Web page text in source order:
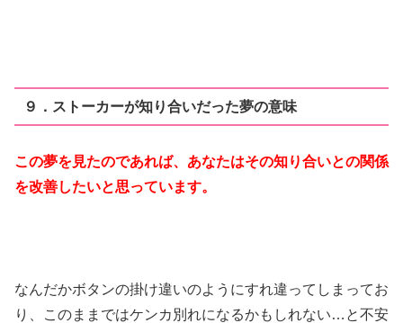
９．ストーカーが知り合いだった夢の意味
この夢を見たのであれば、あなたはその知り合いとの関係
を改善したいと思っています。
なんだかボタンの掛け違いのようにすれ違ってしまってお
り、このままではケンカ別れになるかもしれない…と不安